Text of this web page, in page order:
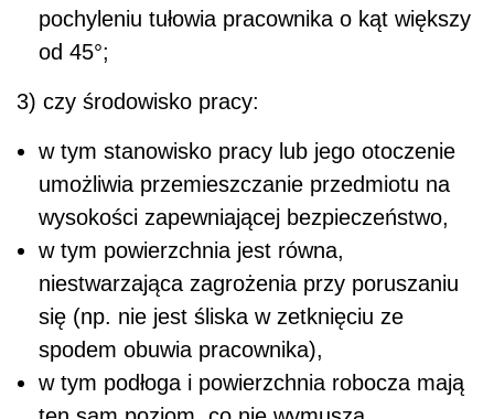
pochyleniu tułowia pracownika o kąt większy
od 45°;
3) czy środowisko pracy:
w tym stanowisko pracy lub jego otoczenie
umożliwia przemieszczanie przedmiotu na
wysokości zapewniającej bezpieczeństwo,
w tym powierzchnia jest równa,
niestwarzająca zagrożenia przy poruszaniu
się (np. nie jest śliska w zetknięciu ze
spodem obuwia pracownika),
w tym podłoga i powierzchnia robocza mają